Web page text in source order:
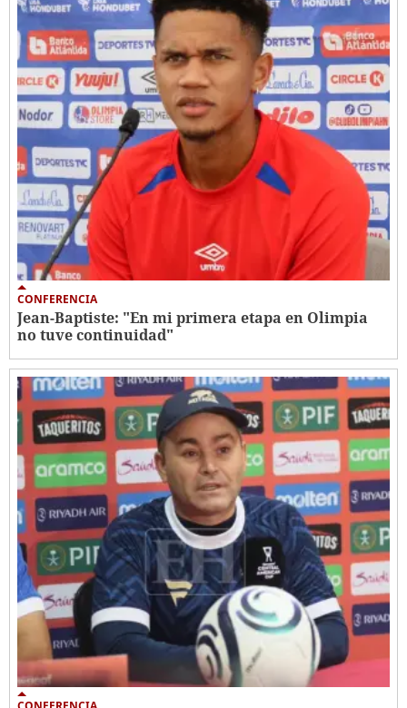
CONFERENCIA
Jean-Baptiste: "En mi primera etapa en Olimpia
no tuve continuidad"